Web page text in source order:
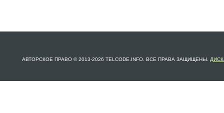
АВТОРСКОЕ ПРАВО © 2013-2026 TELCODE.INFO. ВСЕ ПРАВА ЗАЩИЩЕНЫ.